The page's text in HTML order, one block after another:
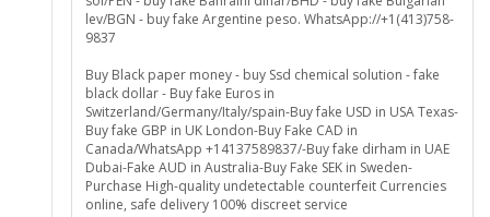
lev/BGN - buy fake Argentine peso. WhatsApp://+1(413)758-
9837
Buy Black paper money - buy Ssd chemical solution - fake
black dollar - Buy fake Euros in
Switzerland/Germany/Italy/spain-Buy fake USD in USA Texas-
Buy fake GBP in UK London-Buy Fake CAD in
Canada/WhatsApp +14137589837/-Buy fake dirham in UAE
Dubai-Fake AUD in Australia-Buy Fake SEK in Sweden-
Purchase High-quality undetectable counterfeit Currencies
online, safe delivery 100% discreet service